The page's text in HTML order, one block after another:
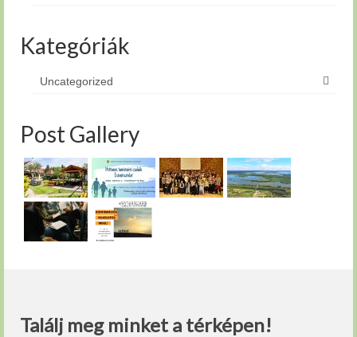
Kategóriák
Uncategorized
Post Gallery
Találj meg minket a térképen!